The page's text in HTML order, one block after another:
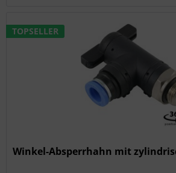
TOPSELLER
Winkel-Absperrhahn mit